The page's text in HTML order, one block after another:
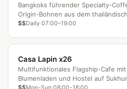
Bangkoks führender Specialty-
Origin-Bohnen aus dem
$$Daily 07:00–19:00
Casa Lapin x26
Multifunktionales Flagship-Cafe mit
Blumenladen und Hostel auf
$$Mon-Sun 08:00-18:00